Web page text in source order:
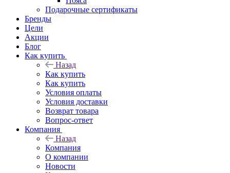
Подарочные сертификаты
Бренды
Цели
Акции
Блог
Как купить
Назад
Как купить
Как купить
Условия оплаты
Условия доставки
Возврат товара
Вопрос-ответ
Компания
Назад
Компания
О компании
Новости